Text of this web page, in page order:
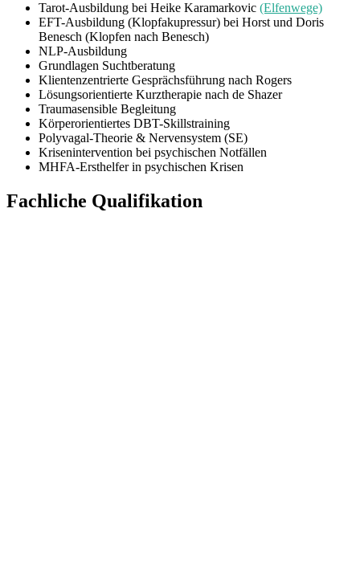
Tarot-Ausbildung bei Heike Karamarkovic (Elfenwege)
EFT-Ausbildung (Klopfakupressur) bei Horst und Doris
Benesch (Klopfen nach Benesch)
NLP-Ausbildung
Grundlagen Suchtberatung
Klientenzentrierte Gesprächsführung nach Rogers
Lösungsorientierte Kurztherapie nach de Shazer
Traumasensible Begleitung
Körperorientiertes DBT-Skillstraining
Polyvagal-Theorie & Nervensystem (SE)
Krisenintervention bei psychischen Notfällen
MHFA-Ersthelfer in psychischen Krisen
Fachliche Qualifikation